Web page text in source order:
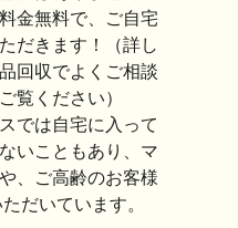
金無料で、ご自宅
だきます！（詳し
回収でよくご相談
覧ください）
では自宅に入って
いこともあり、マ
、ご高齢のお客様
だいています。